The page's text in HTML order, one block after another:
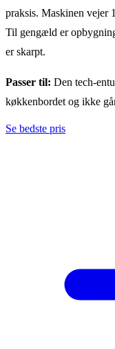
praksis. Maskinen vejer
Til gengæld er
er skarpt.
Passer til: Den tech-
køkkenbordet og ikke
Se bedste pris